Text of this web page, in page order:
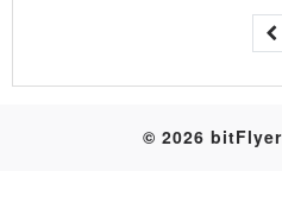
© 2026